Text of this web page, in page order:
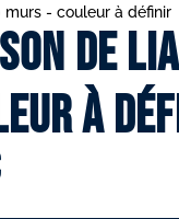
murs - couleur à définir
de
à